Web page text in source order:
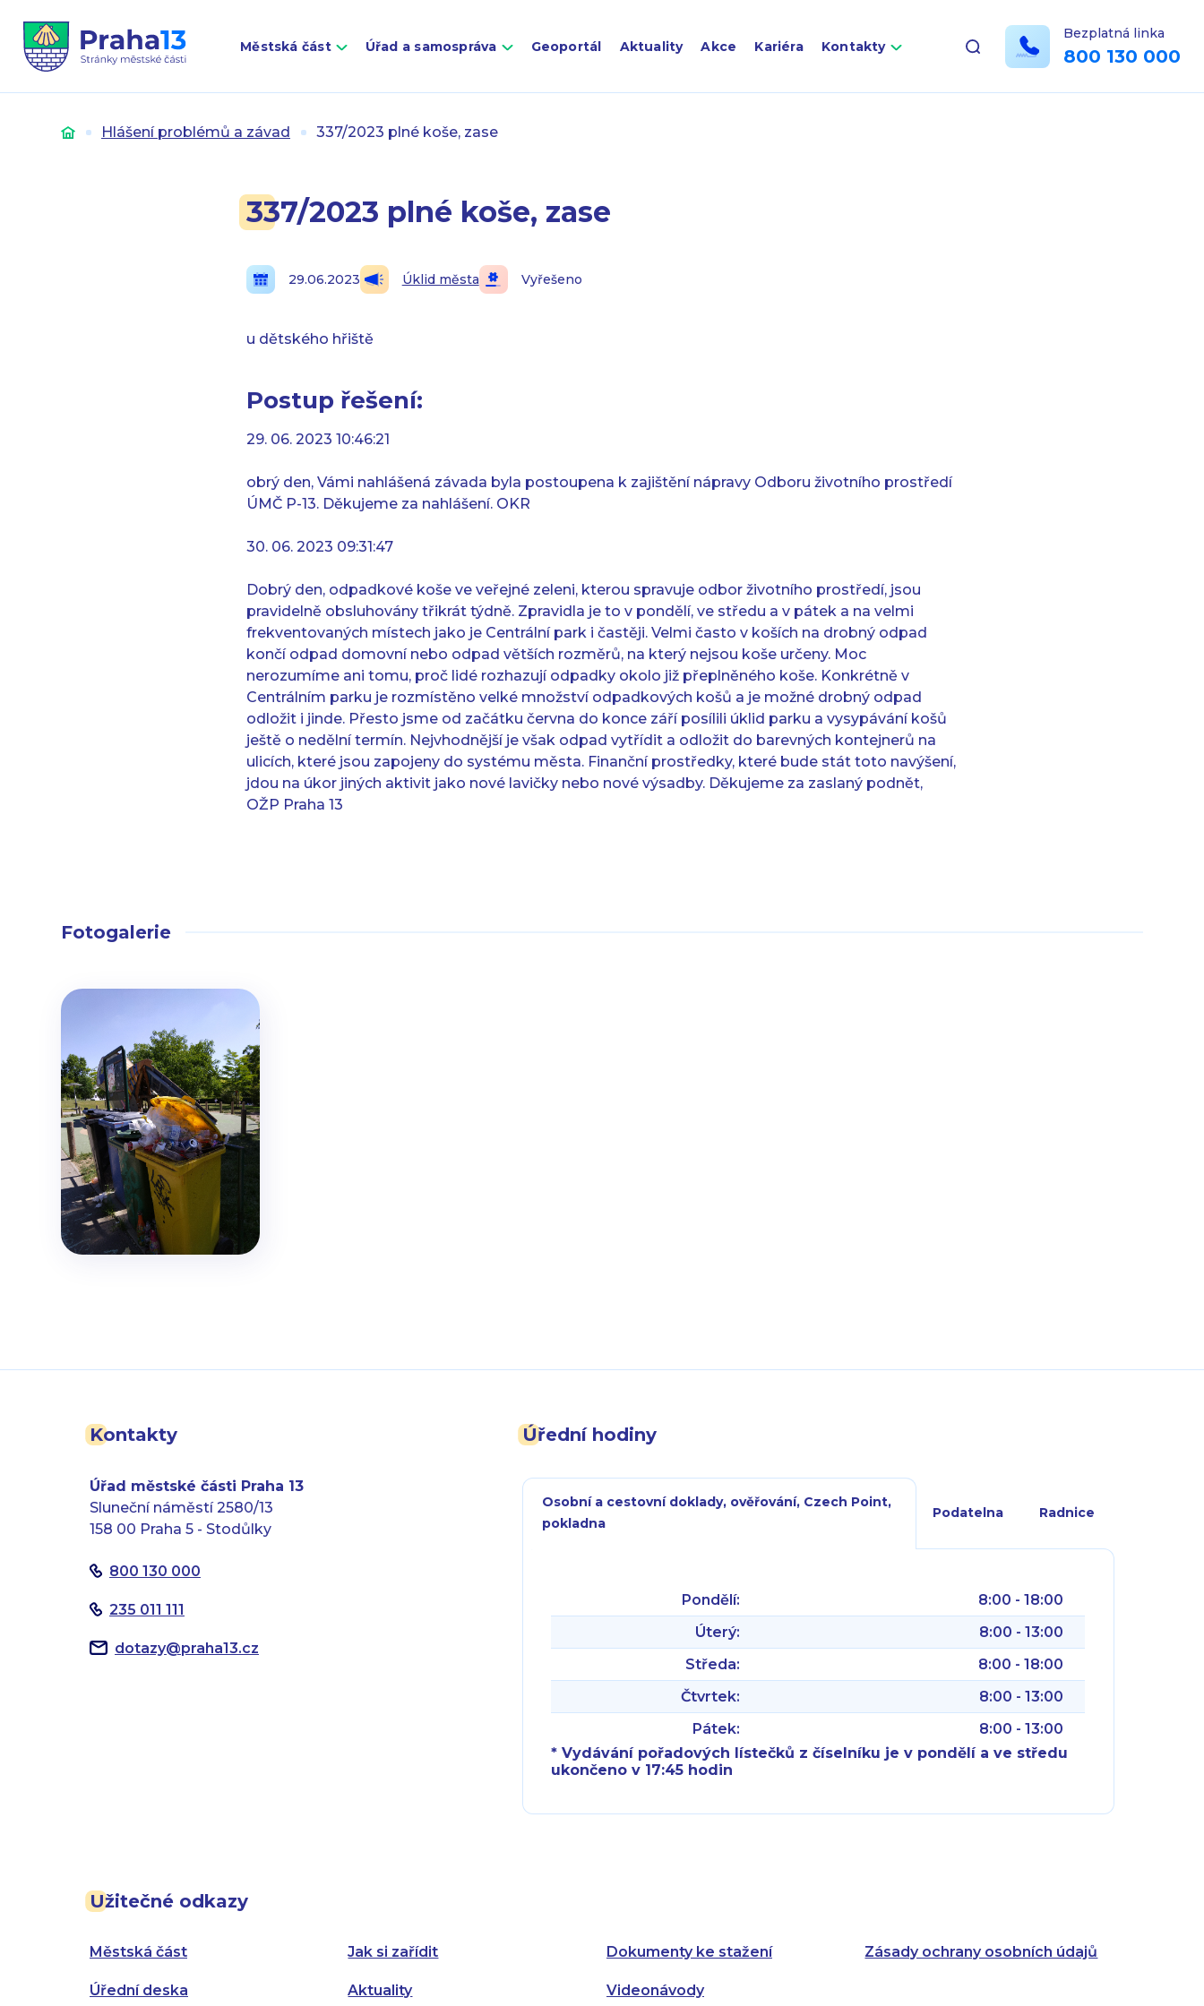
Městská část Úřad a samospráva Geoportál Aktuality Akce Kariéra Kontakty
Bezplatná linka
800 130 000
Úvod Hlášení problémů a závad 337/2023 plné koše, zase
337/2023 plné koše, zase
29.06.2023 Úklid města Vyřešeno
u dětského hřiště
Postup řešení:
29. 06. 2023 10:46:21
obrý den, Vámi nahlášená závada byla postoupena k zajištění nápravy Odboru životního prostředí
ÚMČ P-13. Děkujeme za nahlášení. OKR
30. 06. 2023 09:31:47
Dobrý den, odpadkové koše ve veřejné zeleni, kterou spravuje odbor životního prostředí, jsou
pravidelně obsluhovány třikrát týdně. Zpravidla je to v pondělí, ve středu a v pátek a na velmi
frekventovaných místech jako je Centrální park i častěji. Velmi často v koších na drobný odpad
končí odpad domovní nebo odpad větších rozměrů, na který nejsou koše určeny. Moc
nerozumíme ani tomu, proč lidé rozhazují odpadky okolo již přeplněného koše. Konkrétně v
Centrálním parku je rozmístěno velké množství odpadkových košů a je možné drobný odpad
odložit i jinde. Přesto jsme od začátku června do konce září posílili úklid parku a vysypávání košů
ještě o nedělní termín. Nejvhodnější je však odpad vytřídit a odložit do barevných kontejnerů na
ulicích, které jsou zapojeny do systému města. Finanční prostředky, které bude stát toto navýšení,
jdou na úkor jiných aktivit jako nové lavičky nebo nové výsadby. Děkujeme za zaslaný podnět,
OŽP Praha 13
Fotogalerie
Kontakty
Úřad městské části Praha 13
Sluneční náměstí 2580/13
158 00 Praha 5 - Stodůlky
800 130 000
235 011 111
dotazy@praha13.cz
Užitečné odkazy
Městská část
Úřední deska
Jak si zařídit
Aktuality
Dokumenty ke stažení
Videonávody
Zásady ochrany osobních údajů
Úřední hodiny
Osobní a cestovní doklady, ověřování, Czech Point,
pokladna
Podatelna Radnice
Pondělí:
8:00 - 18:00
Úterý:
8:00 - 13:00
Středa:
8:00 - 18:00
Čtvrtek:
8:00 - 13:00
Pátek:
8:00 - 13:00
* Vydávání pořadových lístečků z číselníku je v pondělí a ve středu
ukončeno v 17:45 hodin
Pátek:
8:00 - 14:30